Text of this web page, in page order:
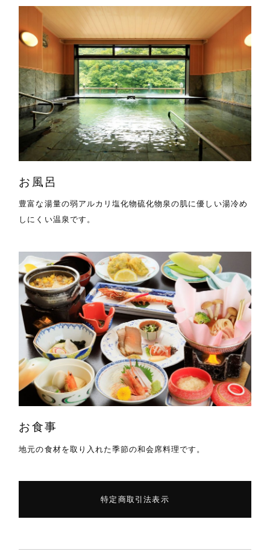
お風呂
豊富な湯量の弱アルカリ塩化物硫化物泉の肌に優しい湯冷め
しにくい温泉です。
お食事
地元の食材を取り入れた季節の和会席料理です。
特定商取引法表示